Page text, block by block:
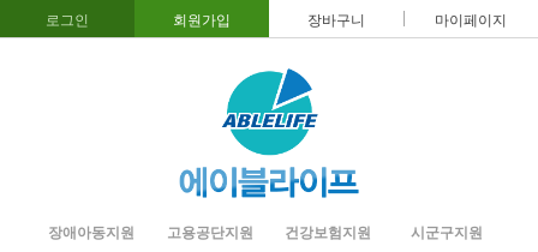
로그인 회원가입 장바구니 마이페이지
장애아동지원 고용공단지원 건강보험지원 시군구지원